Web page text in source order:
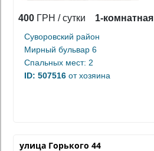
400 ГРН / сутки 1-комнатная
Суворовский район
Мирный бульвар 6
Спальных мест: 2
ID: 507516 от хозяина
улица Горького 44